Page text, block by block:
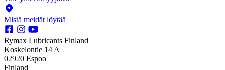
Mistä meidät löytää
Rymax Lubricants Finland
Koskelontie 14 A
02920 Espoo
Finland